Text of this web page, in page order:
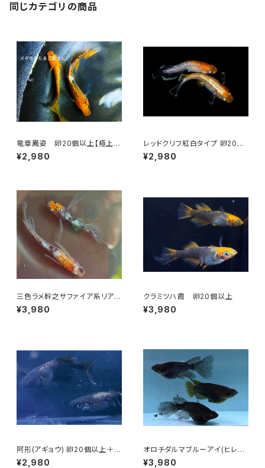
同じカテゴリの商品
竜章鳳姿 卵20個以上【極上種
親使用】
¥2,980
レッドクリフ紅白タイプ 卵20個
以上＋α【極上種親使用】
¥2,980
三色ラメ幹之サファイア系リアル
ロングフィン 卵20個以上
¥3,980
クラミツハ霞 卵20個以上
¥3,980
阿形(アギョウ) 卵20個以上＋α
【極上種親使用】
¥2,980
オロチダルマブルーアイ(ヒレ長
血統) 卵20個以上
¥3,980